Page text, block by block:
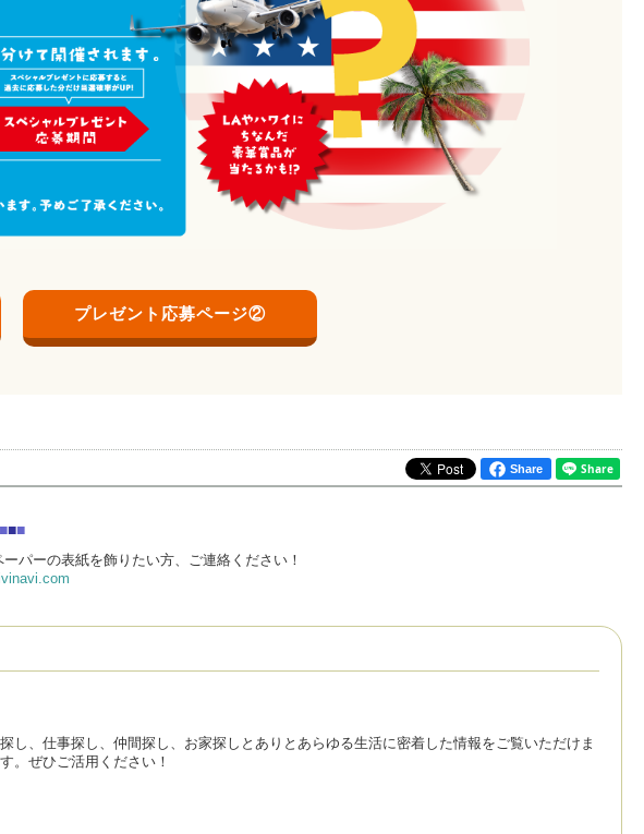
プレゼント応募ページ②
Share
■■■
パーの表紙を飾りたい方、ご連絡ください！
し、仕事探し、仲間探し、お家探しとありとあらゆる生活に密着した情報をご覧いただけま
。ぜひご活用ください！